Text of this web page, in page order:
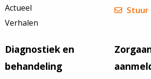
Actueel
Verhalen
Stuur
Diagnostiek en
behandeling